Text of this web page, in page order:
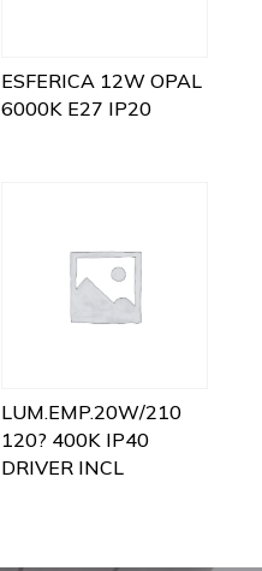
ESFERICA 12W OPAL
6000K E27 IP20
LUM.EMP.20W/210
120? 400K IP40
DRIVER INCL